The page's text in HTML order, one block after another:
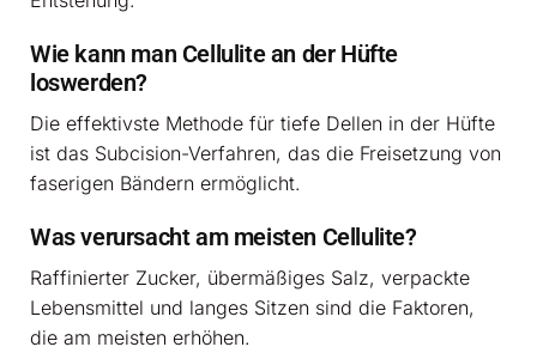
Wie kann man Cellulite an der Hüfte
loswerden?
Die effektivste Methode für tiefe Dellen in der Hüfte
ist das Subcision-Verfahren, das die Freisetzung von
faserigen Bändern ermöglicht.
Was verursacht am meisten Cellulite?
Raffinierter Zucker, übermäßiges Salz, verpackte
Lebensmittel und langes Sitzen sind die Faktoren,
die am meisten erhöhen.